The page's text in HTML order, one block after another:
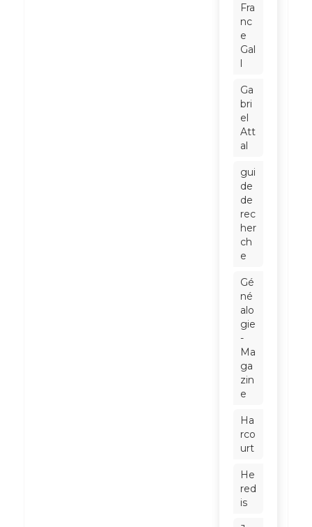
Fra
nc
e
Gal
l
Ga
bri
el
Att
al
gui
de
de
rec
her
ch
e
Gé
né
alo
gie
-
Ma
ga
zin
e
Ha
rco
urt
He
red
is